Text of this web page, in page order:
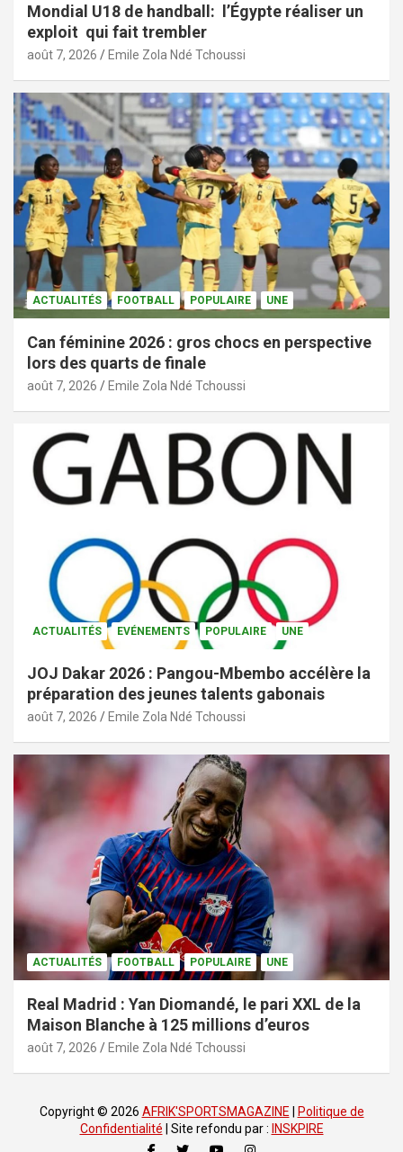
Mondial U18 de handball: l’Égypte réaliser un
exploit qui fait trembler
août 7, 2026 Emile Zola Ndé Tchoussi
ACTUALITÉS FOOTBALL POPULAIRE UNE
Can féminine 2026 : gros chocs en perspective
lors des quarts de finale
août 7, 2026 Emile Zola Ndé Tchoussi
ACTUALITÉS EVÉNEMENTS POPULAIRE UNE
JOJ Dakar 2026 : Pangou-Mbembo accélère la
préparation des jeunes talents gabonais
août 7, 2026 Emile Zola Ndé Tchoussi
ACTUALITÉS FOOTBALL POPULAIRE UNE
Real Madrid : Yan Diomandé, le pari XXL de la
Maison Blanche à 125 millions d’euros
août 7, 2026 Emile Zola Ndé Tchoussi
Copyright © 2026 AFRIK'SPORTSMAGAZINE
Politique de
Confidentialité | Site refondu par : INSKPIRE